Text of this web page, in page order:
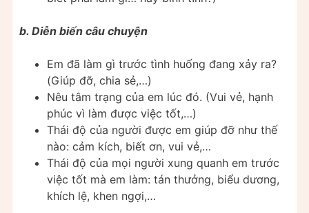
b. Diễn biến câu chuyện
Em đã làm gì trước tình huống đang xảy ra?
(Giúp đỡ, chia sẻ,…)
Nêu tâm trạng của em lúc đó. (Vui vẻ, hạnh
phúc vì làm được việc tốt,…)
Thái độ của người được em giúp đỡ như thế
nào: cảm kích, biết ơn, vui vẻ,…
Thái độ của mọi người xung quanh em trước
việc tốt mà em làm: tán thưởng, biểu dương,
khích lệ, khen ngợi,…